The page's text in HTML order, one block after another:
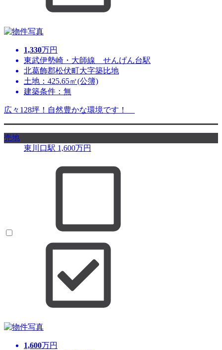
1,330万円
東武伊勢崎・大師線 せんげん台駅
北葛飾郡松伏町大字築比地
土地：425.65㎡(公簿)
建築条件：無
広々128坪！自然豊かな環境です！
売地
東川口駅 1,600万円
1,600万円